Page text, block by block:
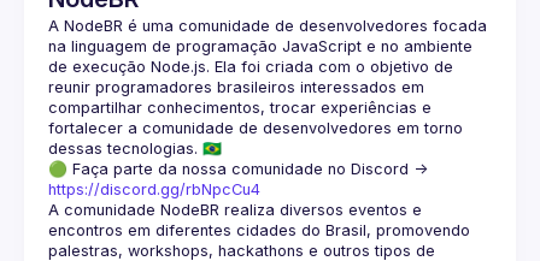
A NodeBR é uma comunidade de desenvolvedores focada
na linguagem de programação JavaScript e no ambiente
de execução Node.js. Ela foi criada com o objetivo de
reunir programadores brasileiros interessados em
compartilhar conhecimentos, trocar experiências e
fortalecer a comunidade de desenvolvedores em torno
🟢 Faça parte da nossa comunidade no Discord ->
https://discord.gg/rbNpcCu4
A comunidade NodeBR realiza diversos eventos e
encontros em diferentes cidades do Brasil, promovendo
palestras, workshops, hackathons e outros tipos de